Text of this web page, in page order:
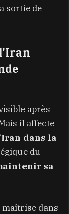
sortie de
après
il affecte
dans la
du
sa
maîtrise dans